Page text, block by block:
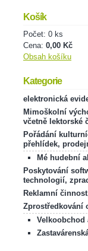
Košík
Počet: 0 ks
Cena: 0,00 Kč
Obsah košíku
Kategorie
elektronická
Mimoškolní
včetně lektorské
Pořádání
přehlídek,
Mé hudební
Poskytování
technologií,
Reklamní
Zprostředkování
Velkoobchod